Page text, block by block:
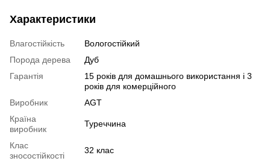
Характеристики
Влагостійкість
Вологостійкий
Порода дерева
Дуб
Гарантія
15 років для домашнього використання і 3
років для комерційного
Виробник
AGT
Країна
виробник
Туреччина
Клас
зносостійкості
32 клас